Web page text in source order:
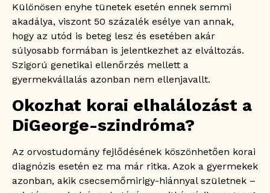
Különösen enyhe tünetek esetén ennek semmi
akadálya, viszont 50 százalék esélye van annak,
hogy az utód is beteg lesz és esetében akár
súlyosabb formában is jelentkezhet az elváltozás.
Szigorú genetikai ellenőrzés mellett a
gyermekvállalás azonban nem ellenjavallt.
Okozhat korai elhalálozást a
DiGeorge-szindróma?
Az orvostudomány fejlődésének köszönhetően korai
diagnózis esetén ez ma már ritka. Azok a gyermekek
azonban, akik csecsemőmirigy-hiánnyal születnek –